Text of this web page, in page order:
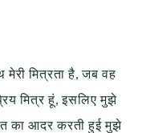
मित्रता है, जब वह
मित्र हूं, इसलिए मुझे
का आदर करती हुई मुझे